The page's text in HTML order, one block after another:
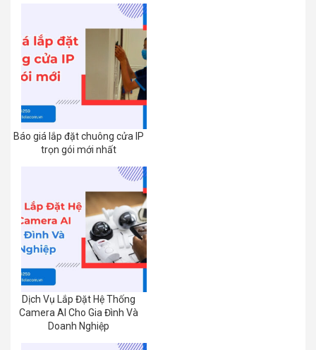
Báo giá lắp đặt chuông cửa IP
trọn gói mới nhất
Dịch Vụ Lắp Đặt Hệ Thống
Camera AI Cho Gia Đình Và
Doanh Nghiệp